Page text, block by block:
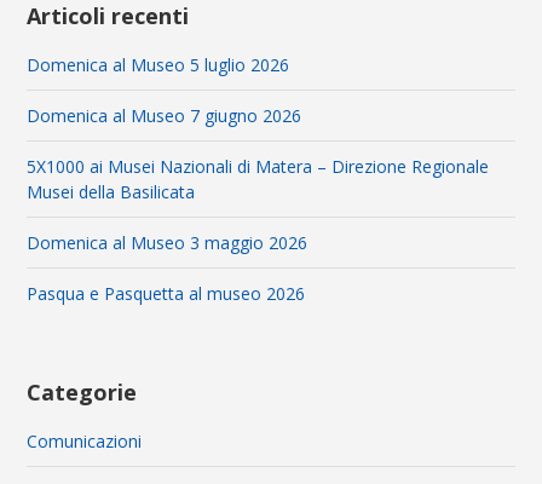
Articoli recenti
Domenica al Museo 5 luglio 2026
Domenica al Museo 7 giugno 2026
5X1000 ai Musei Nazionali di Matera – Direzione Regionale
Musei della Basilicata
Domenica al Museo 3 maggio 2026
Pasqua e Pasquetta al museo 2026
Categorie
Comunicazioni